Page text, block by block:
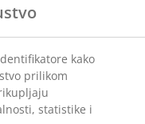
kako
prilikom
statistike i